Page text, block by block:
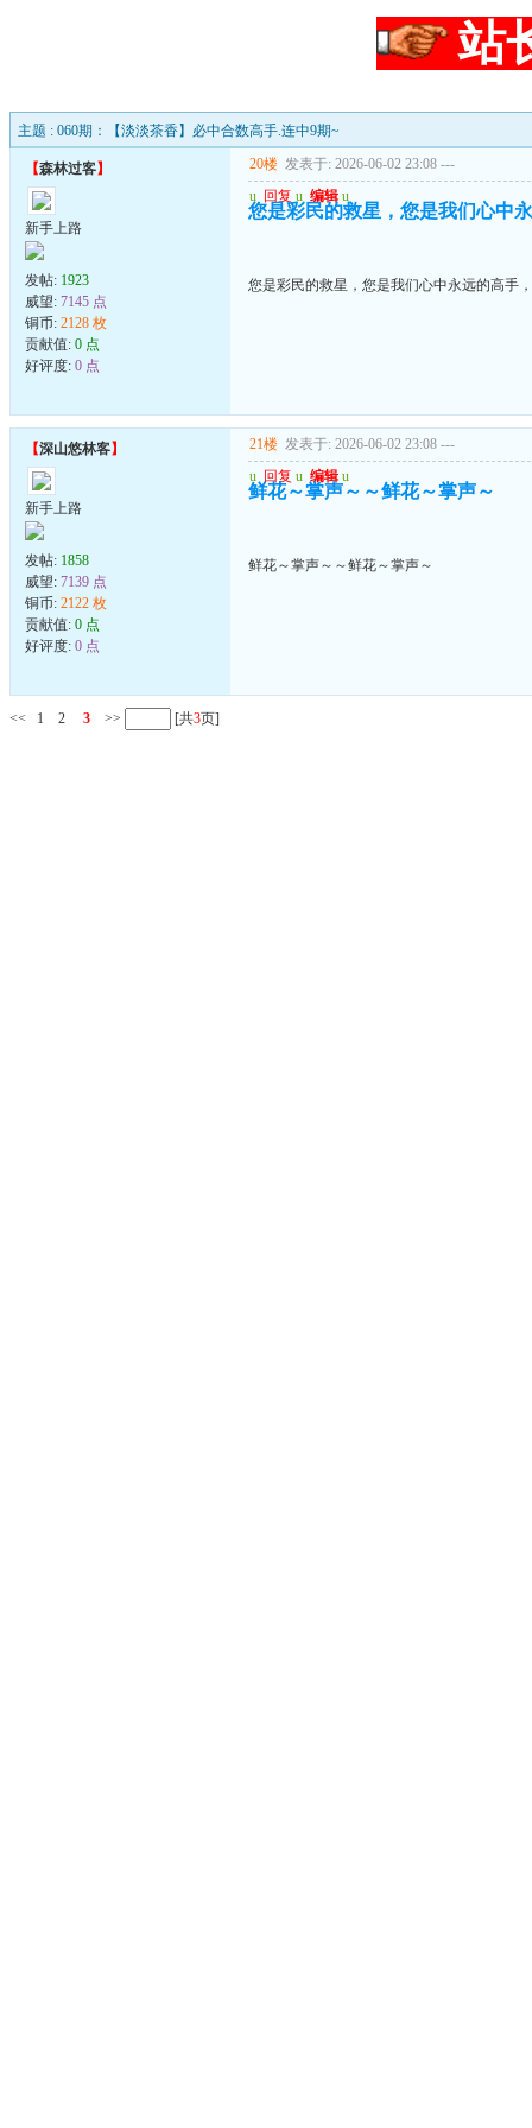
站
主题 : 060期：【淡淡茶香】必中合数高手.连中9期~
【森林过客】
新手上路
发帖: 1923
威望: 7145 点
铜币: 2128 枚
贡献值: 0 点
好评度: 0 点
20楼 发表于: 2026-06-02 23:08 ---
u 回复 u 编辑 u
您是彩民的救星，您是我们心中
您是彩民的救星，您是我们心中永远的高手
【深山悠林客】
新手上路
发帖: 1858
威望: 7139 点
铜币: 2122 枚
贡献值: 0 点
好评度: 0 点
21楼 发表于: 2026-06-02 23:08 ---
u 回复 u 编辑 u
鲜花～掌声～～鲜花～掌声～
鲜花～掌声～～鲜花～掌声～
<< 1 2 3 >> [共3页]